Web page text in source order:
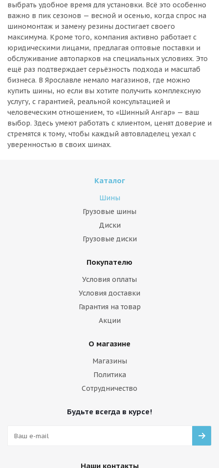
выбрать удобное время для установки. Всё это особенно
важно в пик сезонов — весной и осенью, когда спрос на
шиномонтаж и замену резины достигает своего
максимума. Кроме того, компания активно работает с
юридическими лицами, предлагая оптовые поставки и
обслуживание автопарков на специальных условиях. Это
ещё раз подтверждает серьёзность подхода и масштаб
бизнеса. В Ярославле немало магазинов, где можно
купить шины, но если вы хотите получить комплексную
услугу, с гарантией, реальной консультацией и
человеческим отношением, то «Шинный Ангар» — ваш
выбор. Здесь умеют работать с клиентом, ценят доверие и
стремятся к тому, чтобы каждый автовладелец уехал с
уверенностью в своих шинах.
Каталог
Шины
Грузовые шины
Диски
Грузовые диски
Покупателю
Условия оплаты
Условия доставки
Гарантия на товар
Акции
О магазине
Магазины
Политика
Сотрудничество
Будьте всегда в курсе!
Наши контакты